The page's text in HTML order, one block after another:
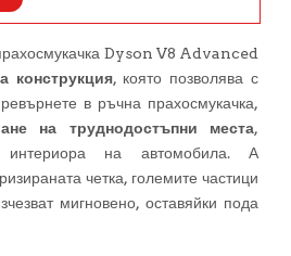
Dyson V8 Advanced
конструкция, която позволява с
в ръчна прахосмукачка,
на труднодостъпни места,
на автомобила. А
четка, големите частици
мигновено, оставяйки пода